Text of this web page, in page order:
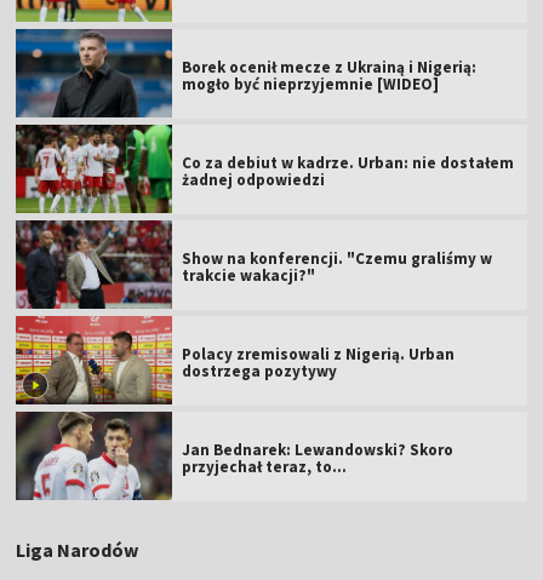
Borek ocenił mecze z Ukrainą i Nigerią:
mogło być nieprzyjemnie [WIDEO]
Co za debiut w kadrze. Urban: nie dostałem
żadnej odpowiedzi
Show na konferencji. "Czemu graliśmy w
trakcie wakacji?"
Polacy zremisowali z Nigerią. Urban
dostrzega pozytywy
Jan Bednarek: Lewandowski? Skoro
przyjechał teraz, to…
Liga Narodów